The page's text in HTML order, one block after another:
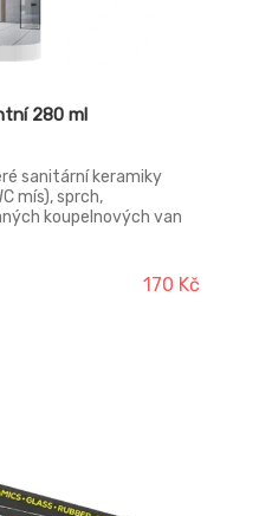
280 ml
sanitární keramiky
mís), sprch,
koupelnových van
vaniček je nutné
170 Kč